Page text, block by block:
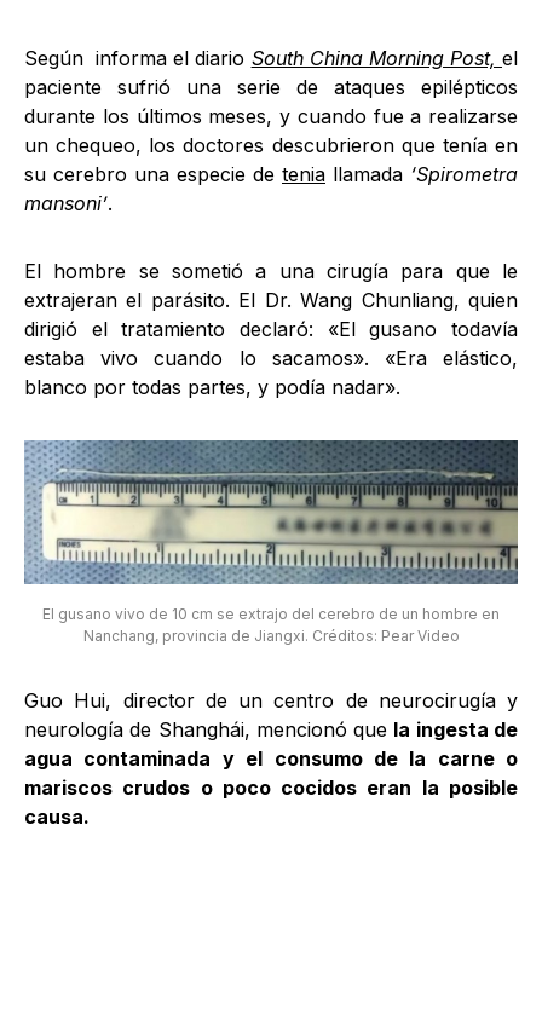
Según informa el diario South China Morning Post,el
paciente sufrió una serie de ataques epilépticos
durante los últimos meses, y cuando fue a realizarse
un chequeo, los doctores descubrieron que tenía en
su cerebro una especie de tenia llamada ‘Spirometra
mansoni’.
El hombre se sometió a una cirugía para que le
extrajeran el parásito. El Dr. Wang Chunliang, quien
dirigió el tratamiento declaró: «El gusano todavía
estaba vivo cuando lo sacamos». «Era elástico,
blanco por todas partes, y podía nadar».
El gusano vivo de 10 cm se extrajo del cerebro de un hombre en
Nanchang, provincia de Jiangxi. Créditos: Pear Video
Guo Hui, director de un centro de neurocirugía y
neurología de Shanghái, mencionó que la ingesta de
agua contaminada y el consumo de la carne o
mariscos crudos o poco cocidos eran la posible
causa.